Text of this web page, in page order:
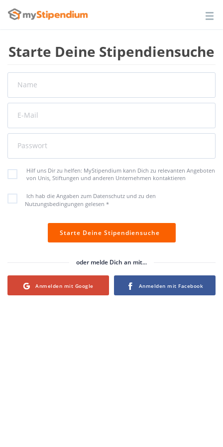
Starte Deine Stipendiensuche
Name
E-Mail
Passwort
Hilf uns Dir zu helfen: MyStipendium kann Dich zu relevanten Angeboten
von Unis, Stiftungen und anderen Unternehmen kontaktieren
Ich hab die Angaben zum Datenschutz und zu den
Nutzungsbedingungen gelesen *
Starte Deine Stipendiensuche
oder melde Dich an mit...
Login with Google Login with Facebook